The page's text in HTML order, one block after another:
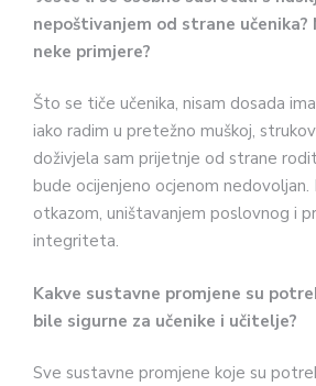
nepoštivanjem od strane
neke primjere?
Što se tiče učenika, nisam dosada
iako radim u pretežno muškoj,
doživjela sam prijetnje od strane
bude ocijenjeno ocjenom
otkazom, uništavanjem poslovnog i
integriteta.
Kakve sustavne promjene su
bile sigurne za učenike i učitelje?
Sve sustavne promjene koje su